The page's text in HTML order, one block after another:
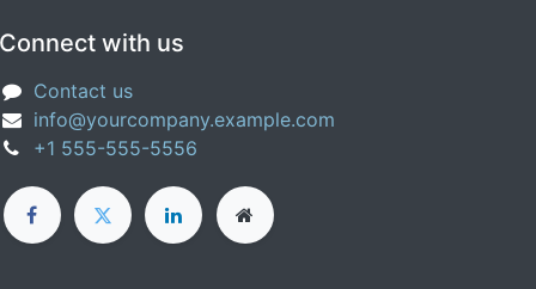
Connect with us
Contact us
info@yourcompany.example.com
+1 555-555-5556